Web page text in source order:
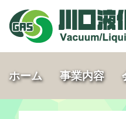
ホーム 事業内容